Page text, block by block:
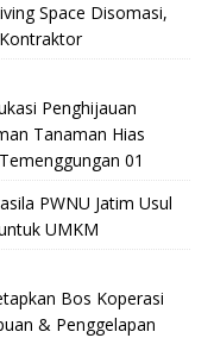
Space Disomasi,
Penghijauan
Tanaman Hias
01
PWNU Jatim Usul
UMKM
Bos Koperasi
& Penggelapan